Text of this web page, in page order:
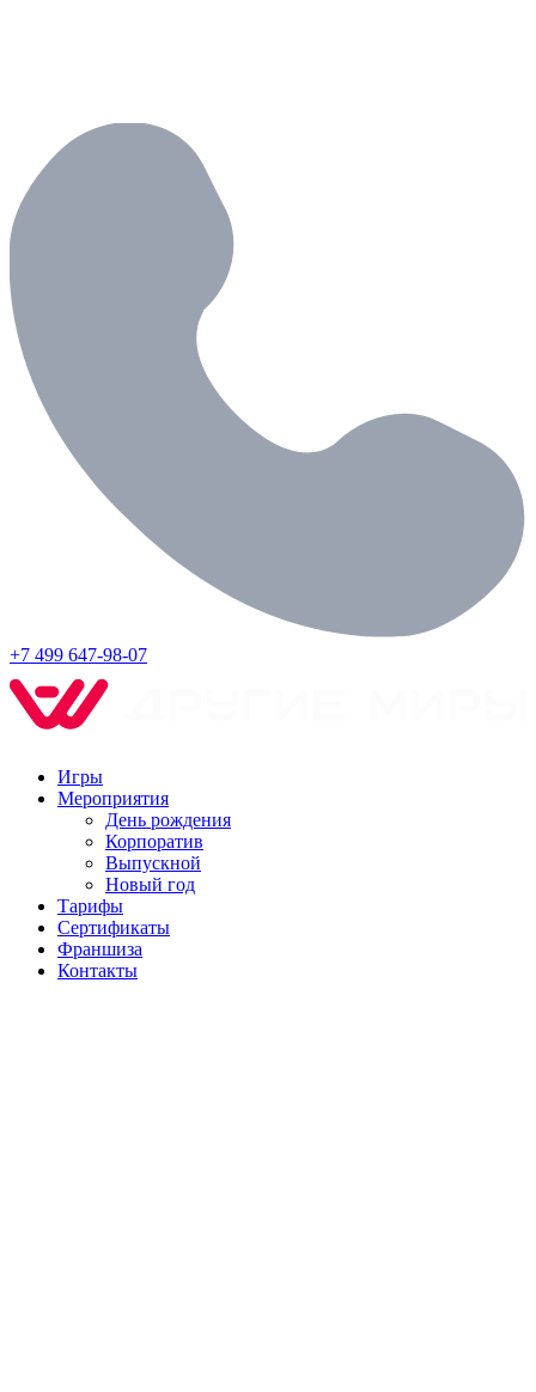
+7 499 647-98-07
Игры
Мероприятия
День рождения
Корпоратив
Выпускной
Новый год
Тарифы
Сертификаты
Франшиза
Контакты